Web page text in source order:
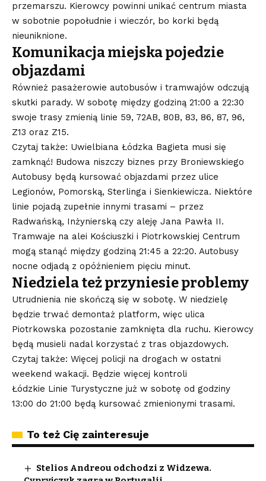
przemarszu. Kierowcy powinni unikać centrum miasta
w sobotnie popołudnie i wieczór, bo korki będą
nieuniknione.
Komunikacja miejska pojedzie
objazdami
Również pasażerowie autobusów i tramwajów odczują
skutki parady. W sobotę między godziną 21:00 a 22:30
swoje trasy zmienią linie 59, 72AB, 80B, 83, 86, 87, 96,
Z13 oraz Z15.
Czytaj także: Uwielbiana Łódzka Bagieta musi się
zamknąć! Budowa niszczy biznes przy Broniewskiego
Autobusy będą kursować objazdami przez ulice
Legionów, Pomorską, Sterlinga i Sienkiewicza. Niektóre
linie pojadą zupełnie innymi trasami – przez
Radwańską, Inżynierską czy aleję Jana Pawła II.
Tramwaje na alei Kościuszki i Piotrkowskiej Centrum
mogą stanąć między godziną 21:45 a 22:20. Autobusy
nocne odjadą z opóźnieniem pięciu minut.
Niedziela też przyniesie problemy
Utrudnienia nie skończą się w sobotę. W niedzielę
będzie trwać demontaż platform, więc ulica
Piotrkowska pozostanie zamknięta dla ruchu. Kierowcy
będą musieli nadal korzystać z tras objazdowych.
Czytaj także: Więcej policji na drogach w ostatni
weekend wakacji. Będzie więcej kontroli
Łódzkie Linie Turystyczne już w sobotę od godziny
13:00 do 21:00 będą kursować zmienionymi trasami.
To też Cię zainteresuje
Stelios Andreou odchodzi z Widzewa.